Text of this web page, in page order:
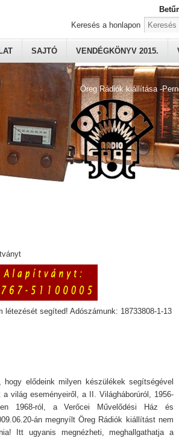
Öreg Rádiók kiállítása -
SAJTÓ VENDÉGKÖNYV 2015.
Keresés a honlapon
segíted! Adószámunk: 18733808-1-13
hogy elődeink milyen készülékek segítségével
a világ eseményeiről, a II. Világháborúról, 1956-
1968-ról, a Verőcei Művelődési Ház és
án megnyílt Öreg Rádiók kiállítást nem
Itt ugyanis megnézheti, meghallgathatja a